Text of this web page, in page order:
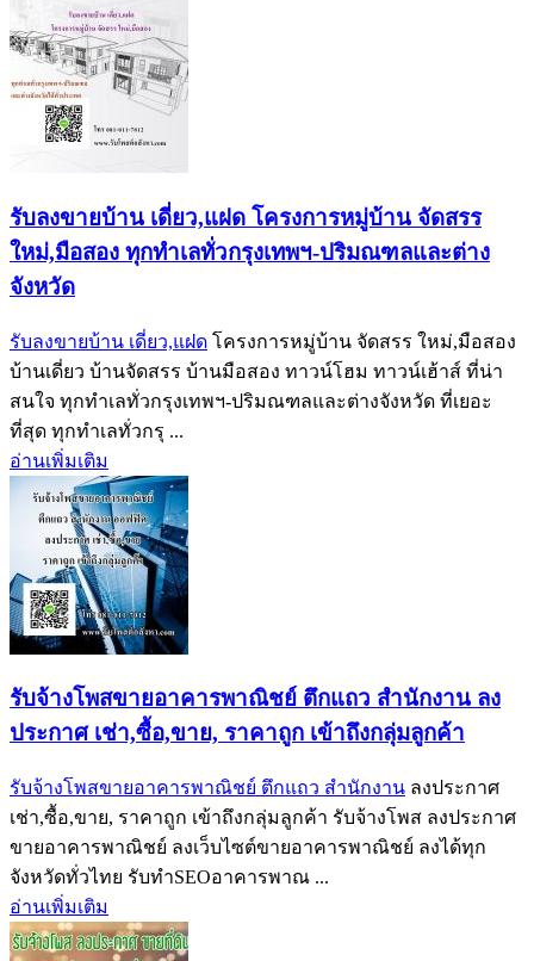
รับลงขายบ้าน เดี่ยว,แฝด โครงการหมู่บ้าน จัดสรร
ใหม่,มือสอง ทุกทำเลทั่วกรุงเทพฯ-ปริมณฑลและต่าง
จังหวัด
รับลงขายบ้าน เดี่ยว,แฝด โครงการหมู่บ้าน จัดสรร ใหม่,มือสอง
บ้านเดี่ยว บ้านจัดสรร บ้านมือสอง ทาวน์โฮม ทาวน์เฮ้าส์ ที่น่า
สนใจ ทุกทำเลทั่วกรุงเทพฯ-ปริมณฑลและต่างจังหวัด ที่เยอะ
ที่สุด ทุกทำเลทั่วกรุ ...
อ่านเพิ่มเติม
รับจ้างโพสขายอาคารพาณิชย์ ตึกแถว สำนักงาน ลง
ประกาศ เช่า,ซื้อ,ขาย, ราคาถูก เข้าถึงกลุ่มลูกค้า
รับจ้างโพสขายอาคารพาณิชย์ ตึกแถว สำนักงาน ลงประกาศ
เช่า,ซื้อ,ขาย, ราคาถูก เข้าถึงกลุ่มลูกค้า รับจ้างโพส ลงประกาศ
ขายอาคารพาณิชย์ ลงเว็บไซต์ขายอาคารพาณิชย์ ลงได้ทุก
จังหวัดทั่วไทย รับทำSEOอาคารพาณ ...
อ่านเพิ่มเติม